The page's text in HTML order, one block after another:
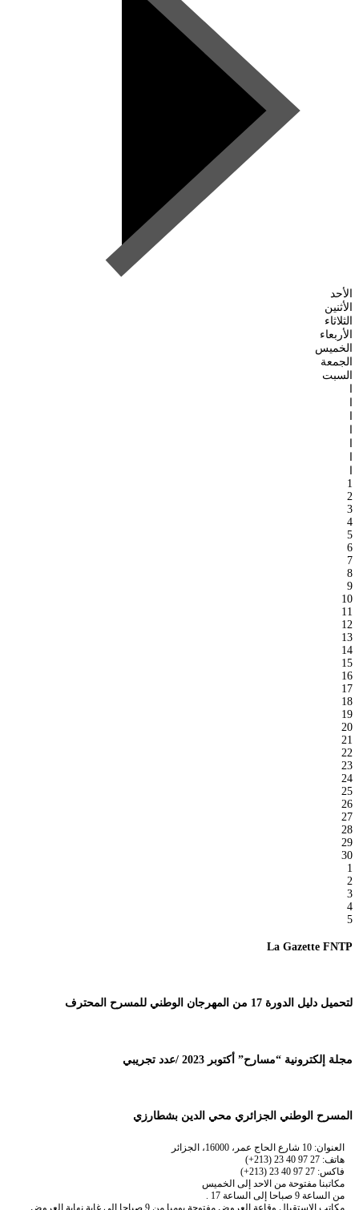
الأحد
الأثنين
الثلاثاء
الأربعاء
الخميس
الجمعة
السبت
ا
ا
ا
ا
ا
ا
ا
1
2
3
4
5
6
7
8
9
10
11
12
13
14
15
16
17
18
19
20
21
22
23
24
25
26
27
28
29
30
1
2
3
4
5
La Gazette FNTP
لتحميل دليل الدورة 17 من المهرجان الوطني للمسرح المحترف
مجلة إلكترونية “مسارح” أكتوبر 2023 /عدد تجريبي
المسرح الوطني الجزائري محي الدين بشطارزي
العنوان: 10 شارع الحاج عمر، 16000، الجزائر
هاتف: 27 97 40 23 (213+)
فاكس: 27 97 40 23 (213+)
مكاتبنا مفتوحة من الاحد إلى الخميس
من الساعة 9 صباحا إلى الساعة 17 .
مكاتب الاستقبال وقاعة العروض مفتوحة يوميا من 9 صباحا إلى غاية نهاية العروض.